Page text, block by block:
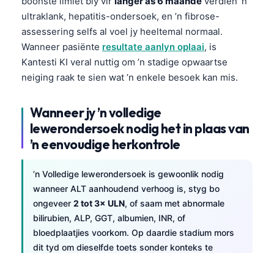
ultraklank, hepatitis-ondersoek, en ’n fibrose-
assessering selfs al voel jy heeltemal normaal.
Wanneer pasiënte resultate aanlyn oplaai, is
Kantesti KI veral nuttig om ’n stadige opwaartse
neiging raak te sien wat ’n enkele besoek kan mis.
Wanneer jy ’n volledige
lewerondersoek nodig het in plaas van
’n eenvoudige herkontrole
’n Volledige lewerondersoek is gewoonlik nodig
wanneer ALT aanhoudend verhoog is, styg bo
ongeveer 2 tot 3× ULN, of saam met abnormale
bilirubien, ALP, GGT, albumien, INR, of
bloedplaatjies voorkom. Op daardie stadium mors
dit tyd om dieselfde toets sonder konteks te
Português
Ελληνικά
Türkçe
Română
فارسی
Български
Nederlands
हिन्दी
Bahasa Indonesia
Հայերեն
Íslenska